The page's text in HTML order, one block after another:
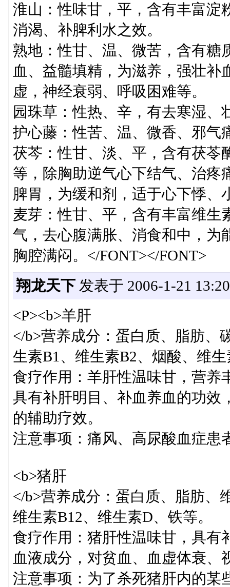
淮山：性味甘，平，含有丰富淀
消渴、补脾利水之效。
熟地：性甘、温、微苦，含有糖
血、益髓填精，为滋养，强壮
虚，神经衰弱、呼吸困难等。
园珠草：性热、辛，有去寒湿、
护心藤：性苦、温、微香、邪气
茯芩：性甘、淡、平，含有茯苓
等，除胸助逆气心下结气、治疼
脾胃，为缓和剂，适于心下悸、
麦芽：性甘、平，含有丰富维生
气，去心腹满胀、消食和中，为
胸腔满闷。</FONT></FONT>
翔龙天下发表于 2006-1-21 13:20
<P><b>羊肝
</b>营养成分：蛋白质、脂肪、
生素B1、维生素B2、烟酸、维生
食疗作用：羊肝性温味甘，营养
具有补肝明目、补血养血的功效
的辅助疗效。
注意事项：痛风、高尿酸血症患
<b>猪肝
</b>营养成分：蛋白质、脂肪、
维生素B12、维生素D、铁等。
食疗作用：猪肝性温味甘，具有
血液成分，对贫血、血虚体衰
注意事项：为了杀死猪肝内的某